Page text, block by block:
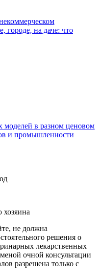
городе, на даче: что
в разном ценовом
и промышленности
не должна
решения о
лекарственных
очной консультации
разрешена только с